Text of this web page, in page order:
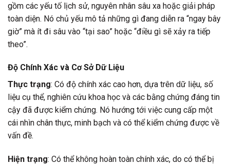
gồm các yếu tố lịch sử, nguyên nhân sâu xa hoặc giải pháp
toàn diện. Nó chủ yếu mô tả những gì đang diễn ra “ngay bây
giờ” mà ít đi sâu vào “tại sao” hoặc “điều gì sẽ xảy ra tiếp
theo”.
Độ Chính Xác và Cơ Sở Dữ Liệu
Thực trạng: Có độ chính xác cao hơn, dựa trên dữ liệu, số
liệu cụ thể, nghiên cứu khoa học và các bằng chứng đáng tin
cậy đã được kiểm chứng. Nó hướng tới việc cung cấp một
cái nhìn chân thực, minh bạch và có thể kiểm chứng được về
vấn đề.
Hiện trạng: Có thể không hoàn toàn chính xác, do có thể bị